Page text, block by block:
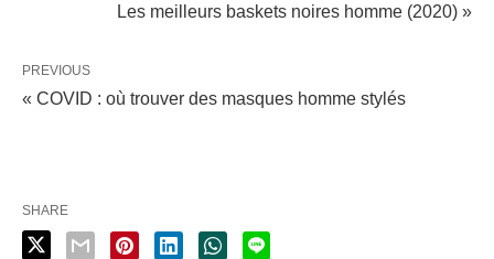
Les meilleurs baskets noires homme (2020) »
PREVIOUS
« COVID : où trouver des masques homme stylés
SHARE